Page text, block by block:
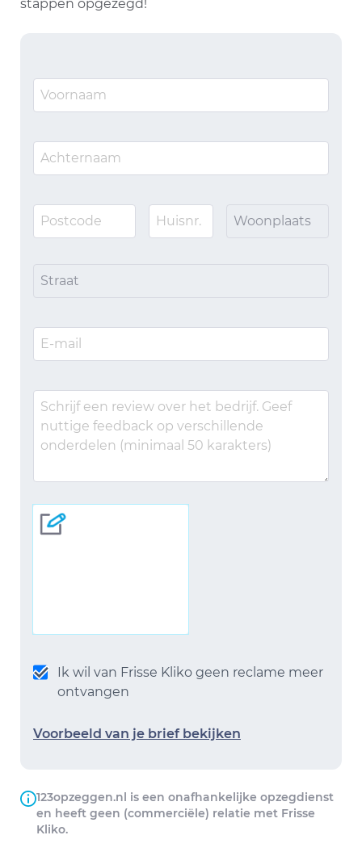
stappen opgezegd!
Woonplaats
Straat
Ik wil van Frisse Kliko geen reclame meer
ontvangen
Voorbeeld van je brief bekijken
123opzeggen.nl is een onafhankelijke opzegdienst
en heeft geen (commerciële) relatie met Frisse
Kliko.